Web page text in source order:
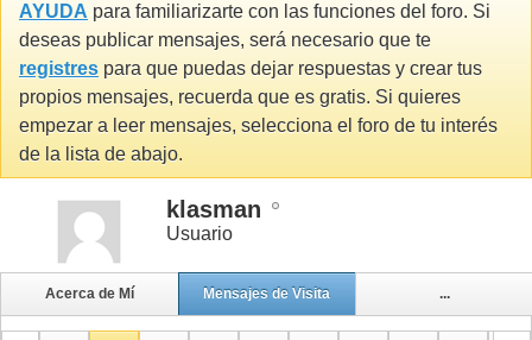
AYUDA para familiarizarte con las funciones del foro. Si
deseas publicar mensajes, será necesario que te
registres para que puedas dejar respuestas y crear tus
propios mensajes, recuerda que es gratis. Si quieres
empezar a leer mensajes, selecciona el foro de tu interés
de la lista de abajo.
klasman
Usuario
Acerca de Mí Mensajes de Visita ...